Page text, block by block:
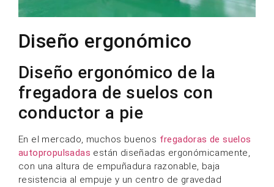
Diseño ergonómico
Diseño ergonómico de la
fregadora de suelos con
conductor a pie
En el mercado, muchos buenos fregadoras de suelos
autopropulsadas están diseñadas ergonómicamente,
con una altura de empuñadura razonable, baja
resistencia al empuje y un centro de gravedad